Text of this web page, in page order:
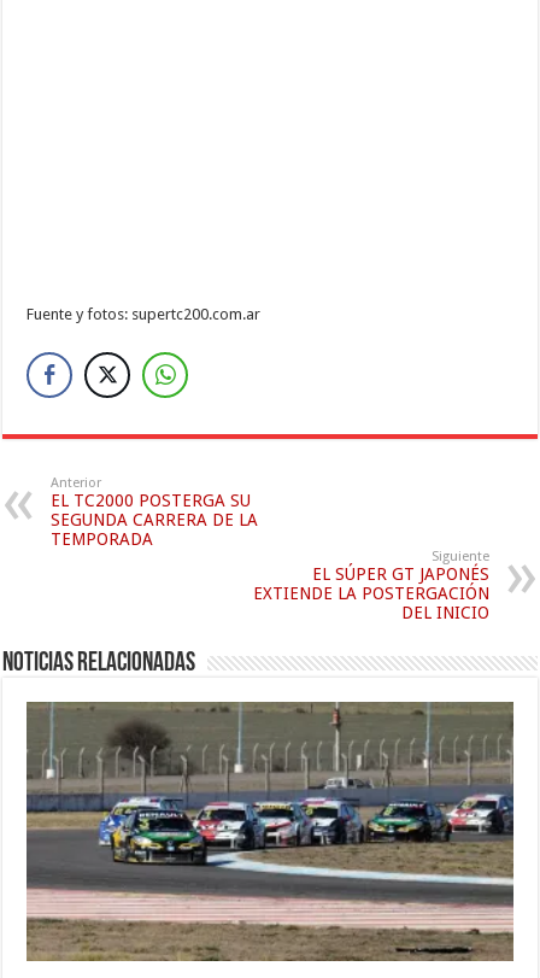
Fuente y fotos: supertc200.com.ar
Anterior
EL TC2000 POSTERGA SU
SEGUNDA CARRERA DE LA
TEMPORADA
Siguiente
EL SÚPER GT JAPONÉS
EXTIENDE LA POSTERGACIÓN
DEL INICIO
Noticias relacionadas